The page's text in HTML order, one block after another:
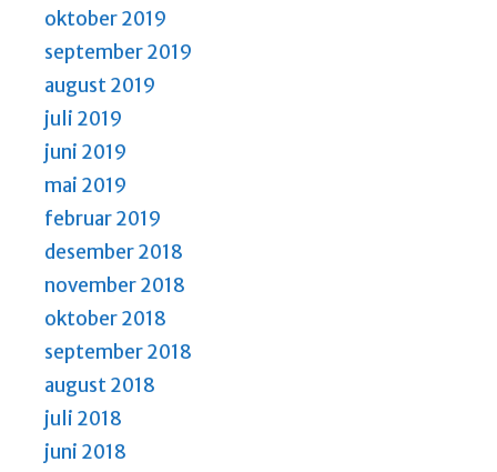
oktober 2019
september 2019
august 2019
juli 2019
juni 2019
mai 2019
februar 2019
desember 2018
november 2018
oktober 2018
september 2018
august 2018
juli 2018
juni 2018